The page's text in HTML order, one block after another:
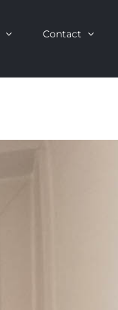
Contact